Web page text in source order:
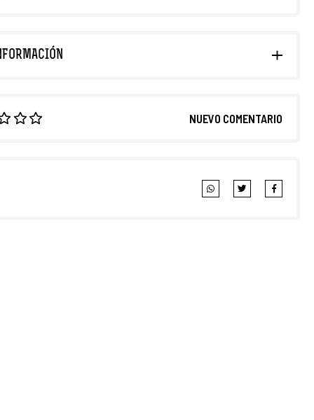
NUEVO COMENTARIO